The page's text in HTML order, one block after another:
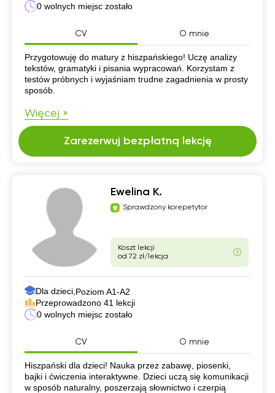
0 wolnych miejsc zostało
CV O mnie
CV
Przygotowuję do matury z hiszpańskiego! Uczę analizy
tekstów, gramatyki i pisania wypracowań. Korzystam z
testów próbnych i wyjaśniam trudne zagadnienia w prosty
sposób.
Więcej »
Zarezerwuj bezpłatną lekcję
Ewelina K.
Sprawdzony korepetytor
Koszt lekcji
od 72 zł/lekcja
Dla dzieci, Poziom A1-A2
Przeprowadzono 41 lekcji
0 wolnych miejsc zostało
CV O mnie
CV
Hiszpański dla dzieci! Nauka przez zabawę, piosenki,
bajki i ćwiczenia interaktywne. Dzieci uczą się komunikacji
w sposób naturalny, poszerzają słownictwo i czerpią